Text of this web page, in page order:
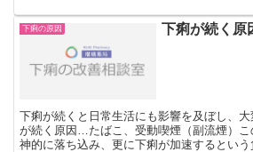
下痢の原因 下痢が続く原
下痢が続くと日常生活にも影響を及ぼし、
が続く原因…たばこ、受動喫煙（副流煙）
神的に落ち込み、更に下痢が加速するとい